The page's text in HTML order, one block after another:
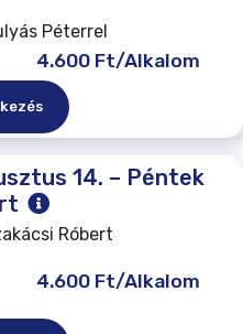
Péterrel
4.600 Ft/Alkalom
14. – Péntek
Róbert
4.600 Ft/Alkalom